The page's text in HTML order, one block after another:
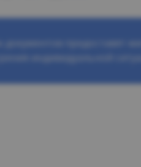
документов предоставят